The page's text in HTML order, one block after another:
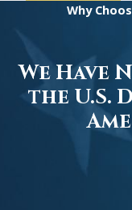
Why
We Have
the U.S.